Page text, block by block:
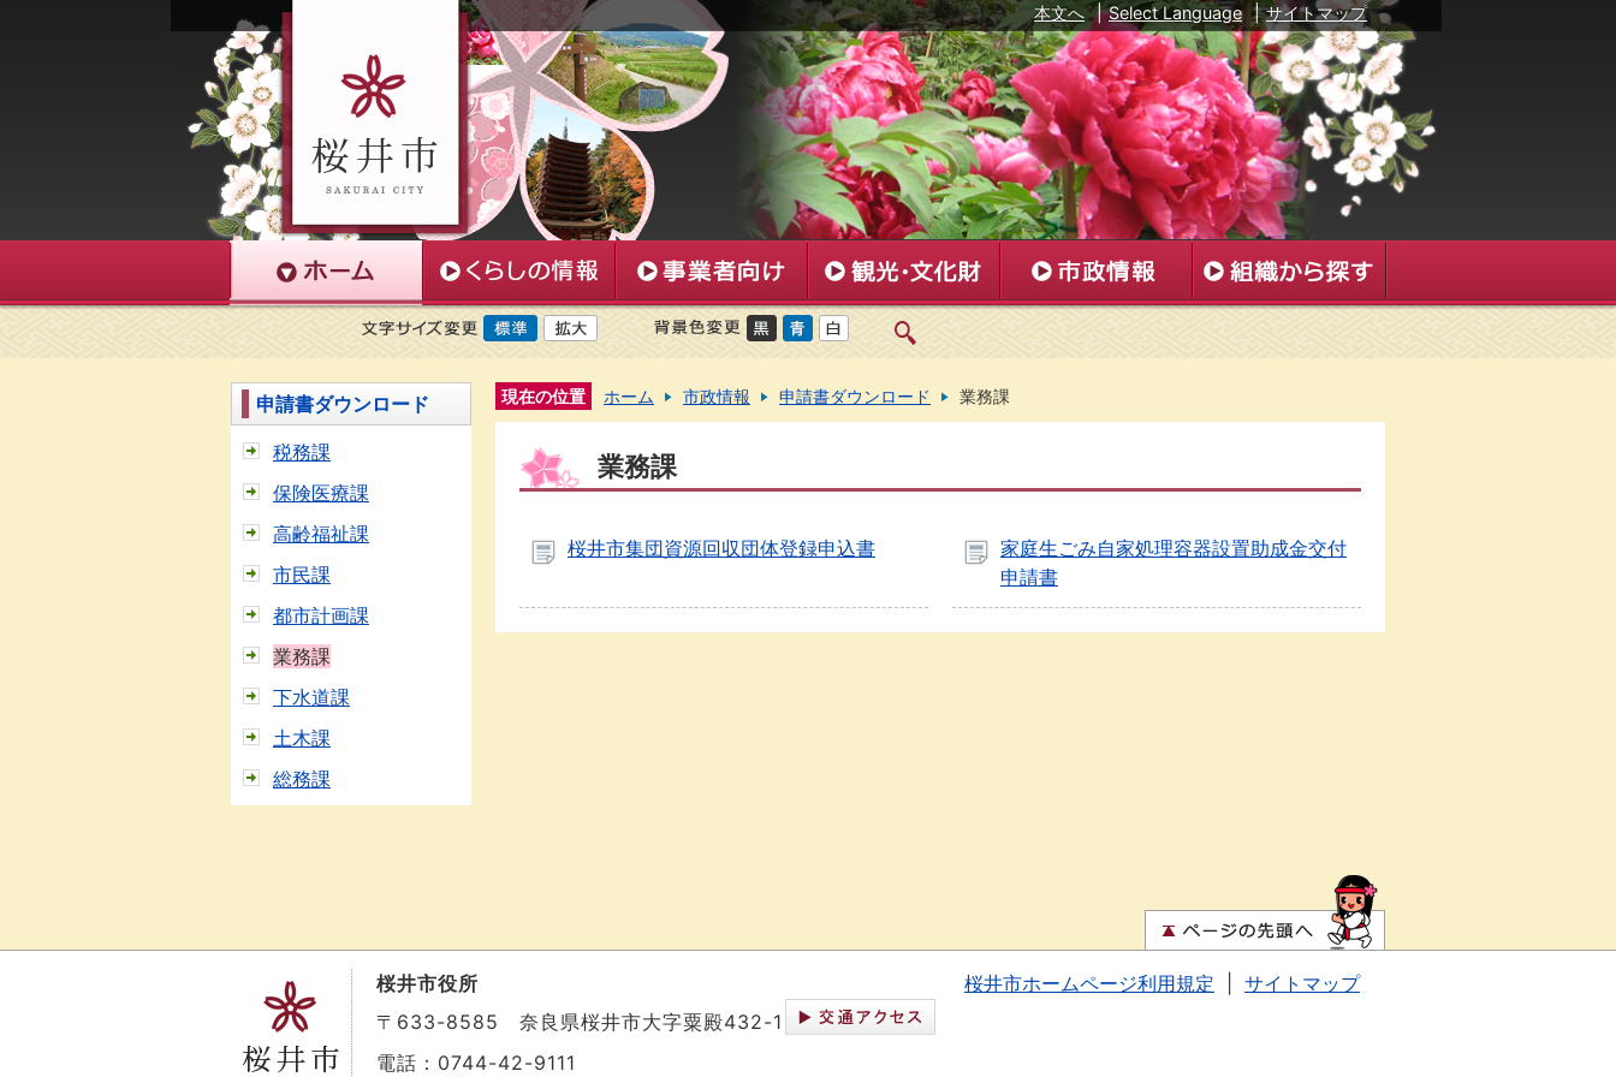
本文へ | Select Language | サイトマップ
申請書ダウンロード
税務課
保険医療課
高齢福祉課
市民課
都市計画課
業務課
下水道課
土木課
総務課
現在の位置 ホーム 市政情報 申請書ダウンロード 業務課
業務課
桜井市集団資源回収団体登録申込書
家庭生ごみ自家処理容器設置助成金交付
申請書
桜井市役所
〒633-8585 奈良県桜井市大字粟殿432-1
電話：0744-42-9111
桜井市ホームページ利用規定 サイトマップ